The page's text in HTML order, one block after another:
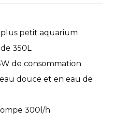
petit aquarium
350L
de consommation
douce et en eau de
300l/h